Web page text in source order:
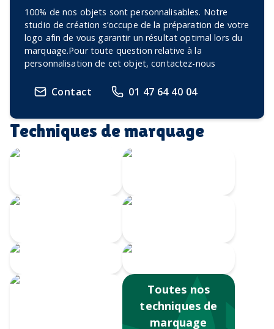
100% de nos objets sont personnalisables. Notre
studio de création s’occupe de la préparation de votre
logo afin de vous garantir un résultat optimal lors du
marquage.Pour toute question relative à la
personnalisation de cet objet, contactez-nous
Contact 01 47 64 40 04
Techniques de marquage
Toutes nos
techniques de
marquage